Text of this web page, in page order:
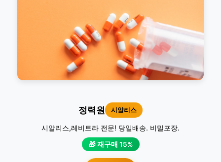
정력원 시알리스
시알리스,레비트라 전문! 당일배송. 비밀포장.
🎁 재구매 15%